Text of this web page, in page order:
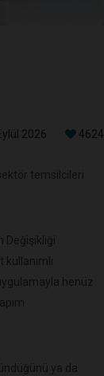
2026 4624
temsilcileri
Değişikliği
henüz
ya da